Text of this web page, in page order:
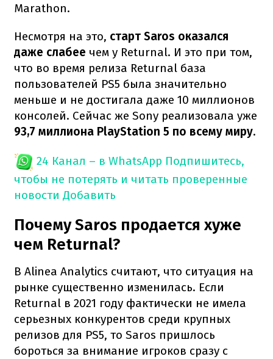
Marathon.
Несмотря на это, старт Saros оказался
даже слабее чем у Returnal. И это при том,
что во время релиза Returnal база
пользователей PS5 была значительно
меньше и не достигала даже 10 миллионов
консолей. Сейчас же Sony реализовала уже
93,7 миллиона PlayStation 5 по всему миру.
24 Канал – в WhatsApp Подпишитесь,
чтобы не потерять и читать проверенные
новости Добавить
Почему Saros продается хуже
чем Returnal?
В Alinea Analytics считают, что ситуация на
рынке существенно изменилась. Если
Returnal в 2021 году фактически не имела
серьезных конкурентов среди крупных
релизов для PS5, то Saros пришлось
бороться за внимание игроков сразу с